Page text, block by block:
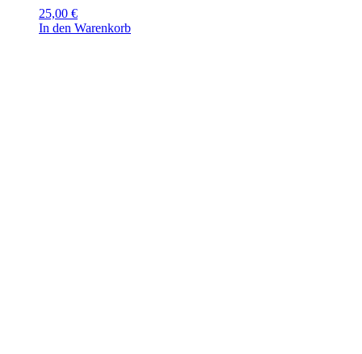
25,00 €
In den Warenkorb